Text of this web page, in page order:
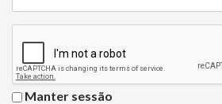
Manter sessão